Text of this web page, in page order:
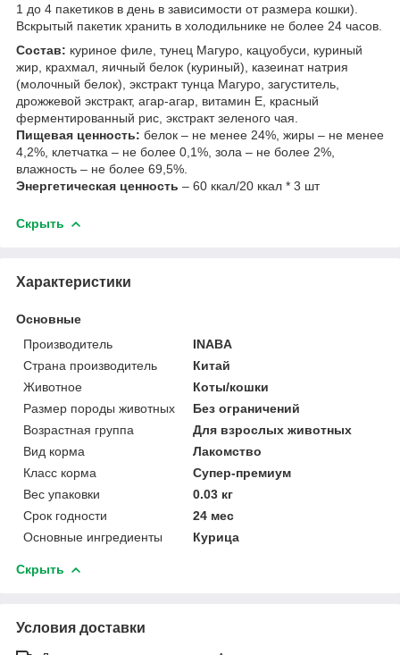
1 до 4 пакетиков в день в зависимости от размера кошки).
Вскрытый пакетик хранить в холодильнике не более 24 часов.
Состав: куриное филе, тунец Магуро, кацуобуси, куриный
жир, крахмал, яичный белок (куриный), казеинат натрия
(молочный белок), экстракт тунца Магуро, загуститель,
дрожжевой экстракт, агар-агар, витамин E, красный
ферментированный рис, экстракт зеленого чая.
Пищевая ценность: белок – не менее 24%, жиры – не менее
4,2%, клетчатка – не более 0,1%, зола – не более 2%,
влажность – не более 69,5%.
Энергетическая ценность – 60 ккал/20 ккал * 3 шт
Скрыть
Характеристики
Основные
Производитель
INABA
Страна производитель
Китай
Животное
Коты/кошки
Размер породы животных
Без ограничений
Возрастная группа
Для взрослых животных
Вид корма
Лакомство
Класс корма
Супер-премиум
Вес упаковки
0.03 кг
Срок годности
24 мес
Основные ингредиенты
Курица
Скрыть
Условия доставки